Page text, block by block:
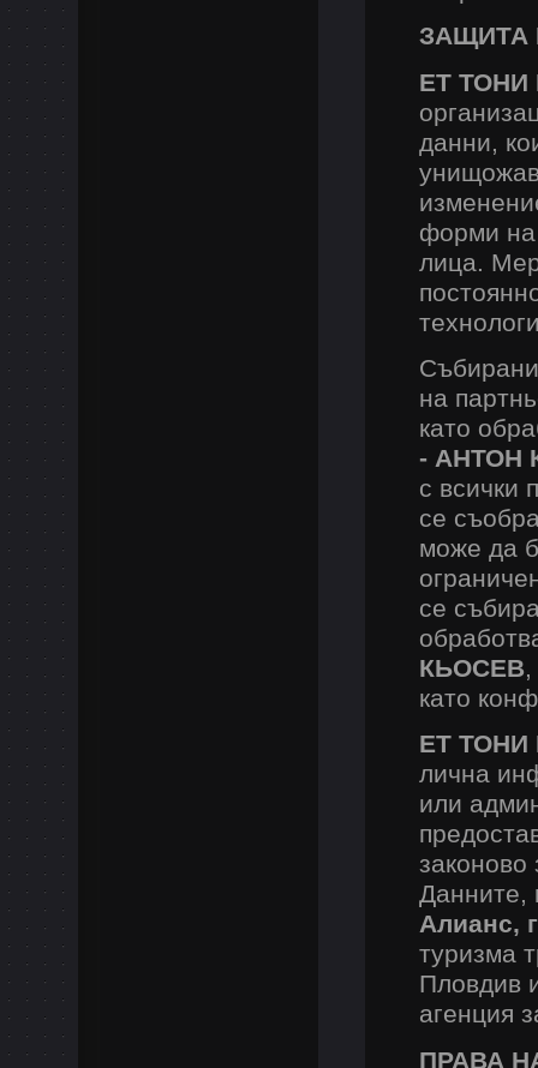
ЗАЩИТА
ЕТ ТОНИ
данни,
форми на
лица.
на
като
- АНТОН
с всички
се
може да
се
КЬОСЕВ
като
ЕТ ТОНИ
лична
или
Данните,
Алианс,
туризма
Пловдив
агенция
ПРАВА